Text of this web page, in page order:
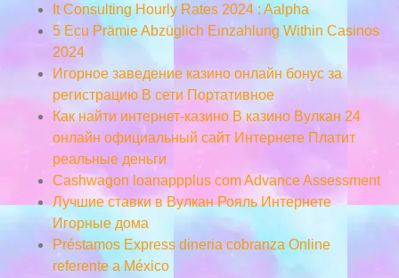
It Consulting Hourly Rates 2024 : Aalpha
5 Ecu Prämie Abzüglich Einzahlung Within Casinos
2024
Игорное заведение казино онлайн бонус за
регистрацию В сети Портативное
Как найти интернет-казино В казино Вулкан 24
онлайн официальный сайт Интернете Платит
реальные деньги
Cashwagon loanappplus com Advance Assessment
Лучшие ставки в Вулкан Рояль Интернете
Игорные дома
Préstamos Express dineria cobranza Online
referente a México